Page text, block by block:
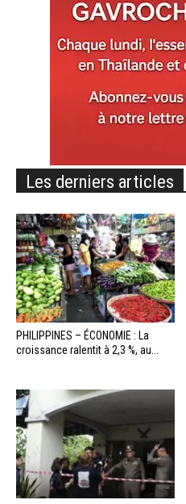
Les derniers articles
PHILIPPINES – ÉCONOMIE : La
croissance ralentit à 2,3 %, au...